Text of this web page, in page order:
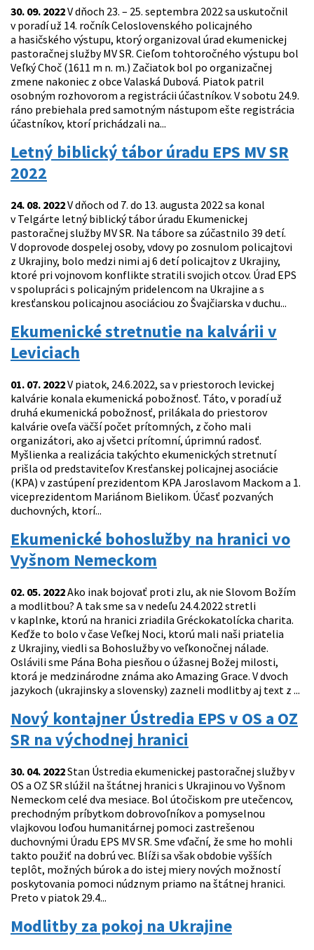
30. 09. 2022V dňoch 23. – 25. septembra 2022 sa uskutočnil
v poradí už 14. ročník Celoslovenského policajného
a hasičského výstupu, ktorý organizoval úrad ekumenickej
pastoračnej služby MV SR. Cieľom tohtoročného výstupu bol
Veľký Choč (1611 m n. m.) Začiatok bol po organizačnej
zmene nakoniec z obce Valaská Dubová. Piatok patril
osobným rozhovorom a registrácii účastníkov. V sobotu 24.9.
ráno prebiehala pred samotným nástupom ešte registrácia
účastníkov, ktorí prichádzali na...
Letný biblický tábor úradu EPS MV SR
2022
24. 08. 2022V dňoch od 7. do 13. augusta 2022 sa konal
v Telgárte letný biblický tábor úradu Ekumenickej
pastoračnej služby MV SR. Na tábore sa zúčastnilo 39 detí.
V doprovode dospelej osoby, vdovy po zosnulom policajtovi
z Ukrajiny, bolo medzi nimi aj 6 detí policajtov z Ukrajiny,
ktoré pri vojnovom konflikte stratili svojich otcov. Úrad EPS
v spolupráci s policajným pridelencom na Ukrajine a s
kresťanskou policajnou asociáciou zo Švajčiarska v duchu...
Ekumenické stretnutie na kalvárii v
Leviciach
01. 07. 2022V piatok, 24.6.2022, sa v priestoroch levickej
kalvárie konala ekumenická pobožnosť. Táto, v poradí už
druhá ekumenická pobožnosť, prilákala do priestorov
kalvárie oveľa väčší počet prítomných, z čoho mali
organizátori, ako aj všetci prítomní, úprimnú radosť.
Myšlienka a realizácia takýchto ekumenických stretnutí
prišla od predstaviteľov Kresťanskej policajnej asociácie
(KPA) v zastúpení prezidentom KPA Jaroslavom Mackom a 1.
viceprezidentom Mariánom Bielikom. Účasť pozvaných
duchovných, ktorí...
Ekumenické bohoslužby na hranici vo
Vyšnom Nemeckom
02. 05. 2022Ako inak bojovať proti zlu, ak nie Slovom Božím
a modlitbou? A tak sme sa v nedeľu 24.4.2022 stretli
v kaplnke, ktorú na hranici zriadila Gréckokatolícka charita.
Keďže to bolo v čase Veľkej Noci, ktorú mali naši priatelia
z Ukrajiny, viedli sa Bohoslužby vo veľkonočnej nálade.
Oslávili sme Pána Boha piesňou o úžasnej Božej milosti,
ktorá je medzinárodne známa ako Amazing Grace. V dvoch
jazykoch (ukrajinsky a slovensky) zazneli modlitby aj text z ...
Nový kontajner Ústredia EPS v OS a OZ
SR na východnej hranici
30. 04. 2022Stan Ústredia ekumenickej pastoračnej služby v
OS a OZ SR slúžil na štátnej hranici s Ukrajinou vo Vyšnom
Nemeckom celé dva mesiace. Bol útočiskom pre utečencov,
prechodným príbytkom dobrovoľníkov a pomyselnou
vlajkovou loďou humanitárnej pomoci zastrešenou
duchovnými Úradu EPS MV SR. Sme vďační, že sme ho mohli
takto použiť na dobrú vec. Blíži sa však obdobie vyšších
teplôt, možných búrok a do istej miery nových možností
poskytovania pomoci núdznym priamo na štátnej hranici.
Preto v piatok 29.4...
Modlitby za pokoj na Ukrajine